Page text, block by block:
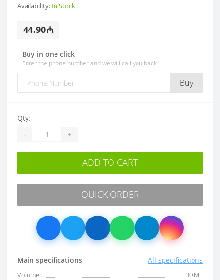
Availability: In Stock
44.90₼
Buy in one click
Enter the phone number and we will call you back
Buy
Main specifications All specifications
Volume :
30 ML
Qty:
- +
ADD TO CART
QUICK ORDER